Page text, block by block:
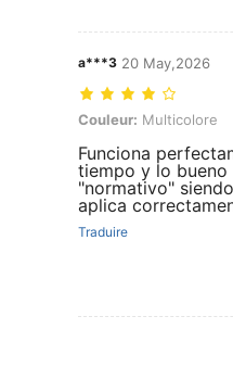
a***3 20 May,2026
Couleur: Multicolore,
Couleur: Multicolore
Funciona
tiempo y lo bueno
"normativo"
aplica
Traduire